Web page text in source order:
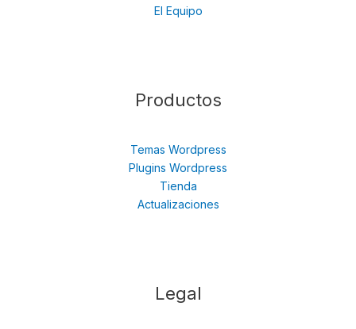
El Equipo
Productos
Temas Wordpress
Plugins Wordpress
Tienda
Actualizaciones
Legal